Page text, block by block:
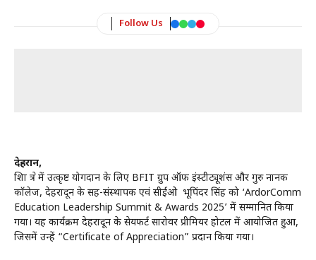
Follow Us
देहरादून,
शिक्षा क्षेत्र में उत्कृष्ट योगदान के लिए BFIT ग्रुप ऑफ इंस्टीट्यूशंस और गुरु नानक
कॉलेज, देहरादून के सह-संस्थापक एवं सीईओ भूपिंदर सिंह को ‘ArdorComm
Education Leadership Summit & Awards 2025’ में सम्मानित किया
गया। यह कार्यक्रम देहरादून के सेयफर्ट सारोवर प्रीमियर होटल में आयोजित हुआ,
जिसमें उन्हें “Certificate of Appreciation” प्रदान किया गया।